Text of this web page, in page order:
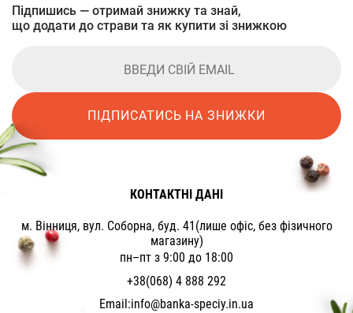
Підпишись — отримай знижку та знай,
що додати до страви та як купити зі знижкою
ПІДПИСАТИСЬ НА ЗНИЖКИ
КОНТАКТНІ ДАНІ
м. Вінниця, вул. Соборна, буд. 41(лише офіс, без фізичного
магазину)
пн–пт з 9:00 до 18:00
+38(068) 4 888 292
Email:info@banka-speciy.in.ua